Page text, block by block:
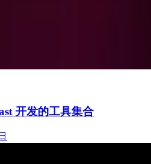
开发的工具集合